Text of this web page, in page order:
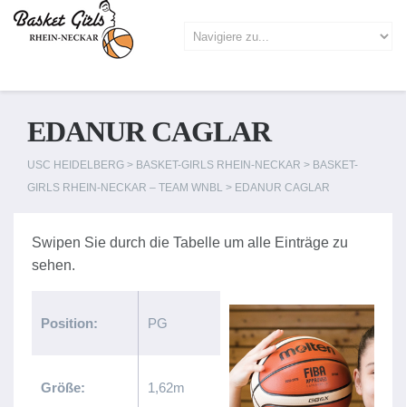
EDANUR CAGLAR
USC HEIDELBERG > BASKET-GIRLS RHEIN-NECKAR > BASKET-
GIRLS RHEIN-NECKAR – TEAM WNBL > EDANUR CAGLAR
Position: PG
Größe: 1,62m